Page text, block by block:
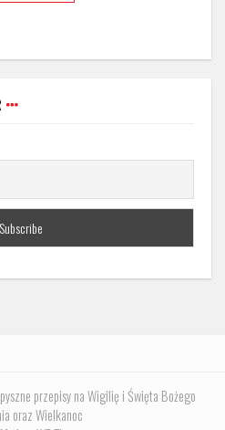
przepisy na Wigilię i Święta Bożego
oraz Wielkanoc